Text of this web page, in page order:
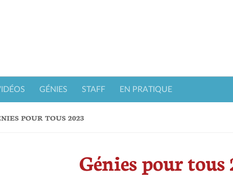
GÉNIES STAFF EN PRATIQUE
POUR TOUS 2023
Génies pour tous